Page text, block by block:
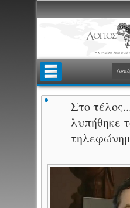
Στο
λυπήθηκε